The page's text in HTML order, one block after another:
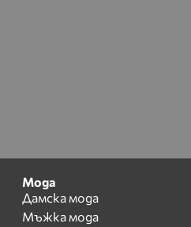
Мода
Дамска мода
Мъжка мода